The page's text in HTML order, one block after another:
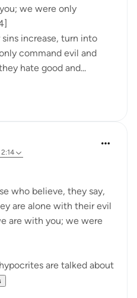
we were only
increase, turn into
command evil and
hate good and...
who believe, they say,
are alone with their evil
are with you; we were
are talked about